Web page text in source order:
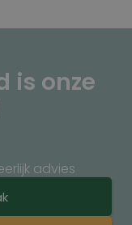
is onze
advies